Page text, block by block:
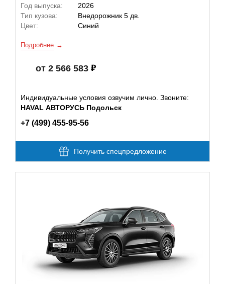
Год выпуска:
2026
Тип кузова:
Внедорожник 5 дв.
Цвет:
Синий
Подробнее
от 2 566 583
Индивидуальные условия озвучим лично. Звоните:
HAVAL АВТОРУСЬ Подольск
+7 (499) 455-95-56
Получить спецпредложение